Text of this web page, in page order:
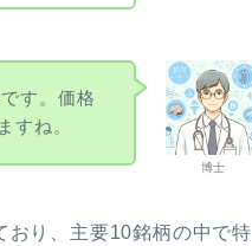
博士
す。価格
すね。
おり、主要10銘柄の中で特